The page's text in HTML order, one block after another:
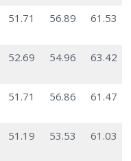
51.71 56.89 61.53
52.69 54.96 63.42
51.71 56.86 61.47
51.19 53.53 61.03